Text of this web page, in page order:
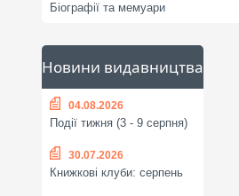
Біографії та мемуари
Новини видавництва
04.08.2026
Події тижня (3 - 9 серпня)
30.07.2026
Книжкові клуби: серпень